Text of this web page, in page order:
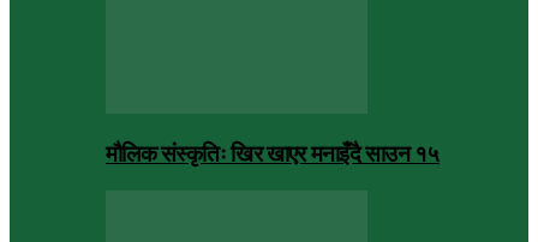
मौलिक संस्कृतिः खिर खाएर मनाइँदै साउन १५